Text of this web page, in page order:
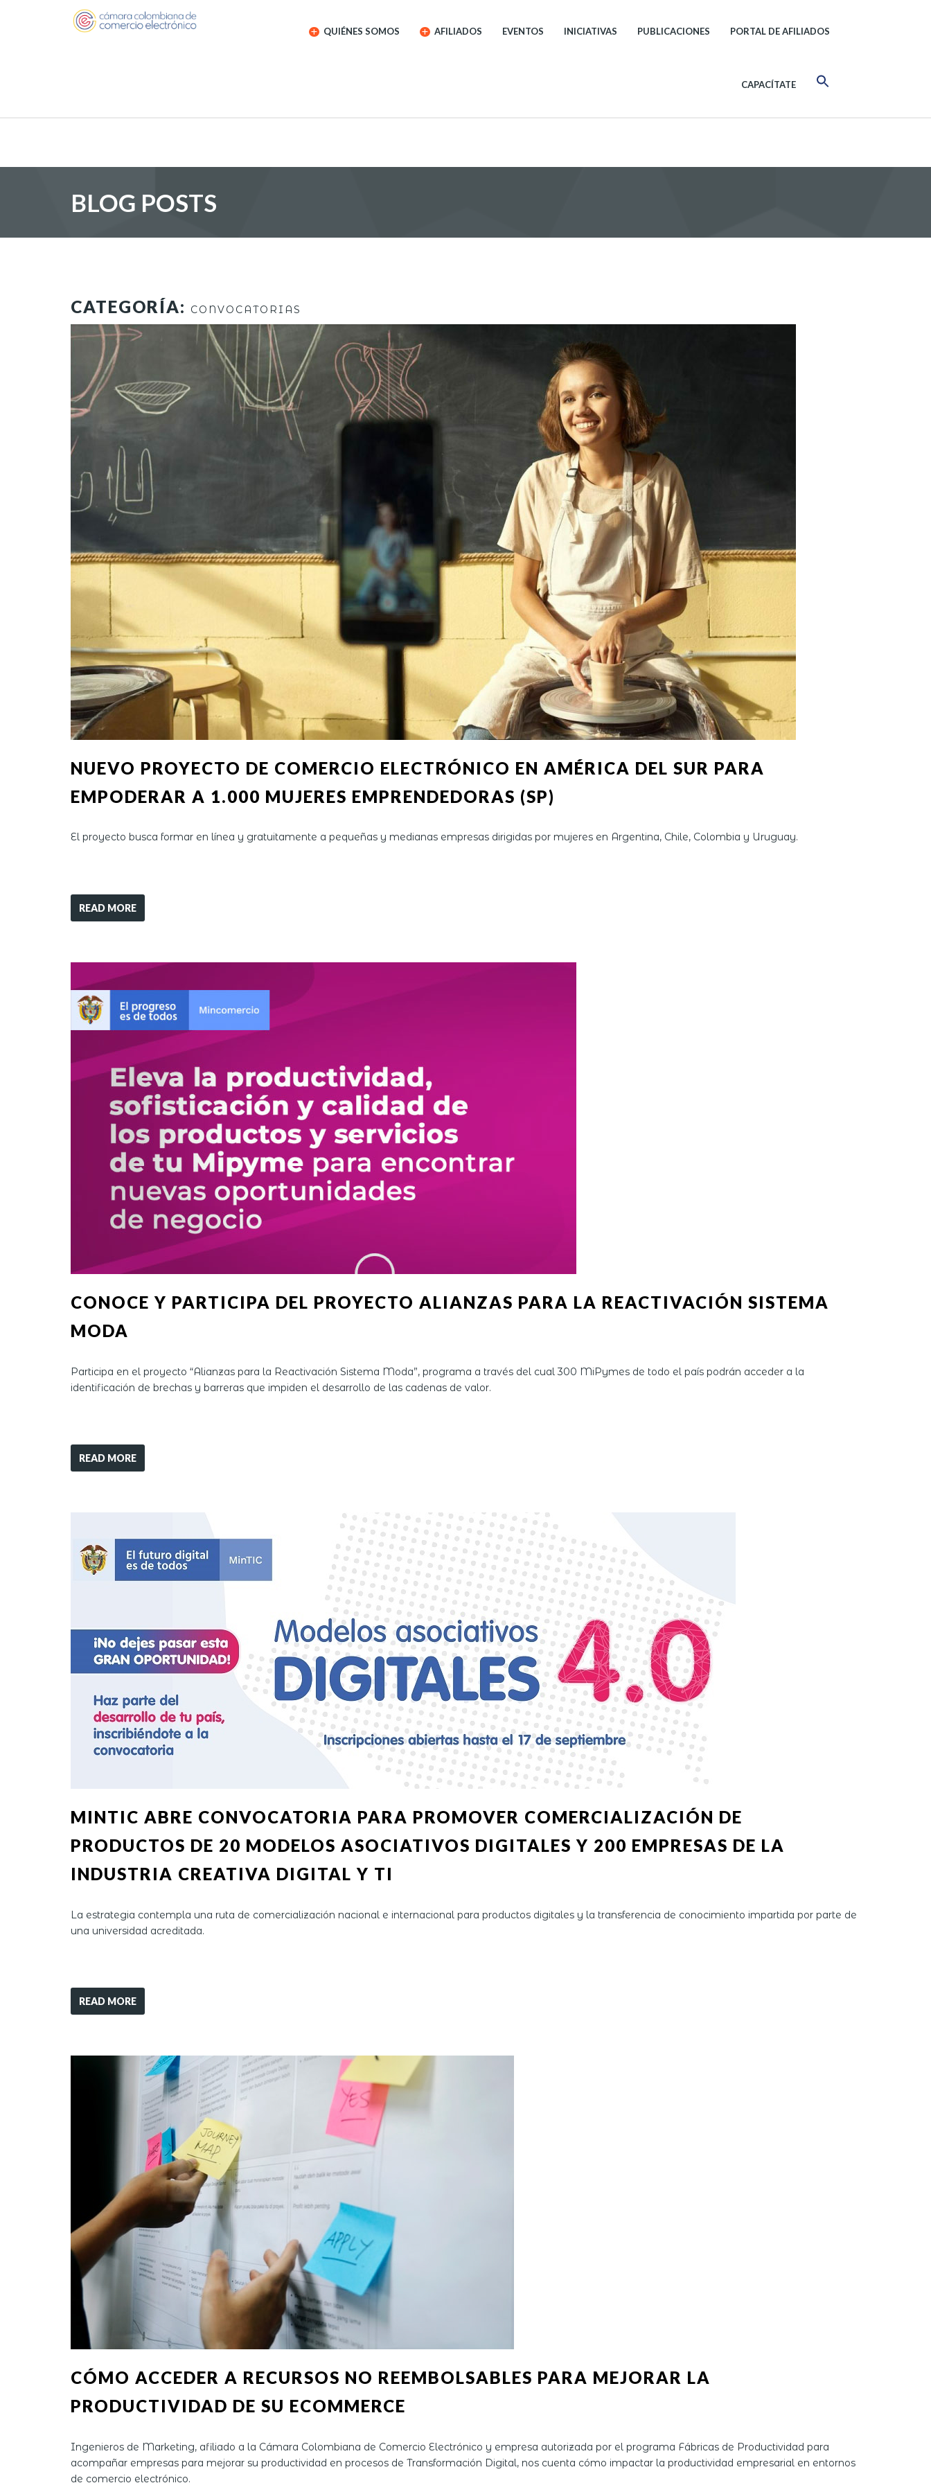
QUIÉNES SOMOS AFILIADOS EVENTOS INICIATIVAS PUBLICACIONES PORTAL DE AFILIADOS
CAPACÍTATE
BLOG POSTS
CATEGORÍA: CONVOCATORIAS
NUEVO PROYECTO DE COMERCIO ELECTRÓNICO EN AMÉRICA DEL SUR PARA
EMPODERAR A 1.000 MUJERES EMPRENDEDORAS (SP)
El proyecto busca formar en línea y gratuitamente a pequeñas y medianas empresas dirigidas por mujeres en Argentina, Chile, Colombia y Uruguay.
READ MORE
CONOCE Y PARTICIPA DEL PROYECTO ALIANZAS PARA LA REACTIVACIÓN SISTEMA
MODA
Participa en el proyecto “Alianzas para la Reactivación Sistema Moda”, programa a través del cual 300 MiPymes de todo el país podrán acceder a la
identificación de brechas y barreras que impiden el desarrollo de las cadenas de valor.
READ MORE
MINTIC ABRE CONVOCATORIA PARA PROMOVER COMERCIALIZACIÓN DE
PRODUCTOS DE 20 MODELOS ASOCIATIVOS DIGITALES Y 200 EMPRESAS DE LA
INDUSTRIA CREATIVA DIGITAL Y TI
La estrategia contempla una ruta de comercialización nacional e internacional para productos digitales y la transferencia de conocimiento impartida por parte de
una universidad acreditada.
READ MORE
CÓMO ACCEDER A RECURSOS NO REEMBOLSABLES PARA MEJORAR LA
PRODUCTIVIDAD DE SU ECOMMERCE
Ingenieros de Marketing, afiliado a la Cámara Colombiana de Comercio Electrónico y empresa autorizada por el programa Fábricas de Productividad para
acompañar empresas para mejorar su productividad en procesos de Transformación Digital, nos cuenta cómo impactar la productividad empresarial en entornos
de comercio electrónico.